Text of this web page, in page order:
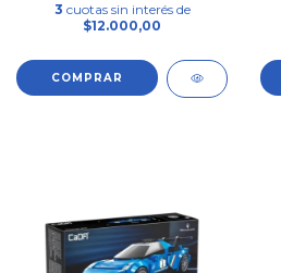
3 cuotas sin interés de
$12.000,00